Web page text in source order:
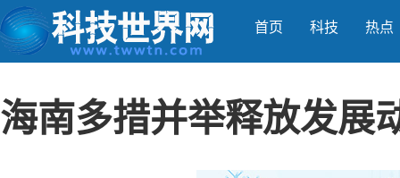
首页 科技 热点
海南多措并举释放发展